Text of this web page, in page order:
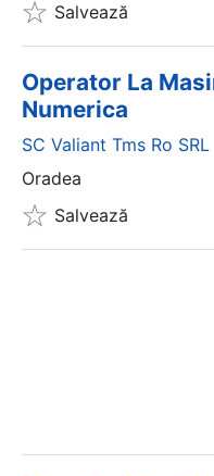
Salvează
Operator La
Numerica
SC Valiant Tms Ro SRL
Oradea
Salvează